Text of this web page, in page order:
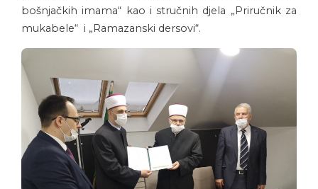
bošnjačkih imama“ kao i stručnih djela „Priručnik za
mukabele“ i „Ramazanski dersovi“.